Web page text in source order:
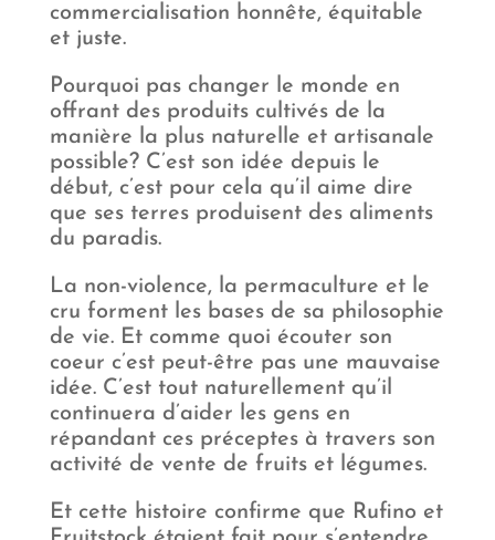
commercialisation honnête, équitable
et juste.
Pourquoi pas changer le monde en
offrant des produits cultivés de la
manière la plus naturelle et artisanale
possible? C’est son idée depuis le
début, c’est pour cela qu’il aime dire
que ses terres produisent des aliments
du paradis.
La non-violence, la permaculture et le
cru forment les bases de sa philosophie
de vie. Et comme quoi écouter son
coeur c’est peut-être pas une mauvaise
idée. C’est tout naturellement qu’il
continuera d’aider les gens en
répandant ces préceptes à travers son
activité de vente de fruits et légumes.
Et cette histoire confirme que Rufino et